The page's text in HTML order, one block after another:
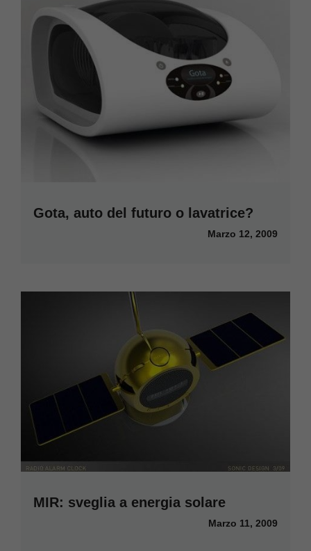
Gota, auto del futuro o lavatrice?
Marzo 12, 2009
MIR: sveglia a energia solare
Marzo 11, 2009